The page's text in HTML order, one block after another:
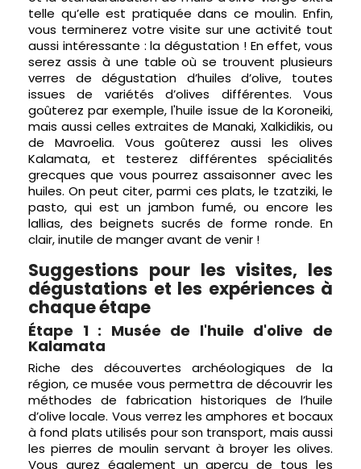
telle qu’elle est pratiquée dans ce moulin. Enfin,
vous terminerez votre visite sur une activité tout
aussi intéressante : la dégustation ! En effet, vous
serez assis à une table où se trouvent plusieurs
verres de dégustation d’huiles d’olive, toutes
issues de variétés d’olives différentes. Vous
goûterez par exemple, l'huile issue de la Koroneiki,
mais aussi celles extraites de Manaki, Xalkidikis, ou
de Mavroelia. Vous goûterez aussi les olives
Kalamata, et testerez différentes spécialités
grecques que vous pourrez assaisonner avec les
huiles. On peut citer, parmi ces plats, le tzatziki, le
pasto, qui est un jambon fumé, ou encore les
lallias, des beignets sucrés de forme ronde. En
clair, inutile de manger avant de venir !
Suggestions pour les visites, les
dégustations et les expériences à
chaque étape
Étape 1 : Musée de l'huile d'olive de
Kalamata
Riche des découvertes archéologiques de la
région, ce musée vous permettra de découvrir les
méthodes de fabrication historiques de l’huile
d’olive locale. Vous verrez les amphores et bocaux
à fond plats utilisés pour son transport, mais aussi
les pierres de moulin servant à broyer les olives.
Vous aurez également un aperçu de tous les